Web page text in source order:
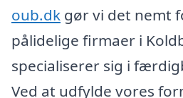
oub.dk gør vi det nemt
pålidelige firmaer i
specialiserer sig i
Ved at udfylde vores